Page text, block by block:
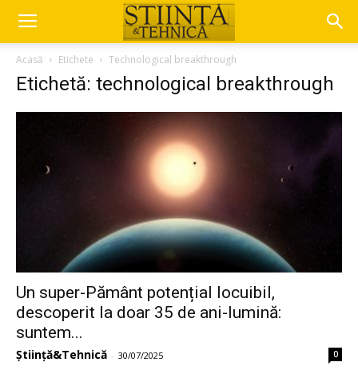
Acasă Etichete Technological breakthrough
Etichetă: technological breakthrough
Un super-Pământ potențial locuibil,
descoperit la doar 35 de ani-lumină:
suntem...
Știință&Tehnică - 30/07/2025 0